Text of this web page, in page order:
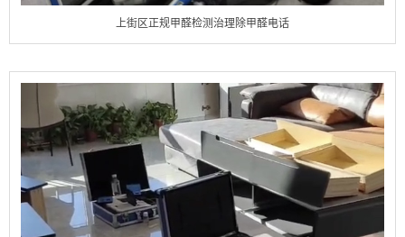
上街区正规甲醛检测治理除甲醛电话